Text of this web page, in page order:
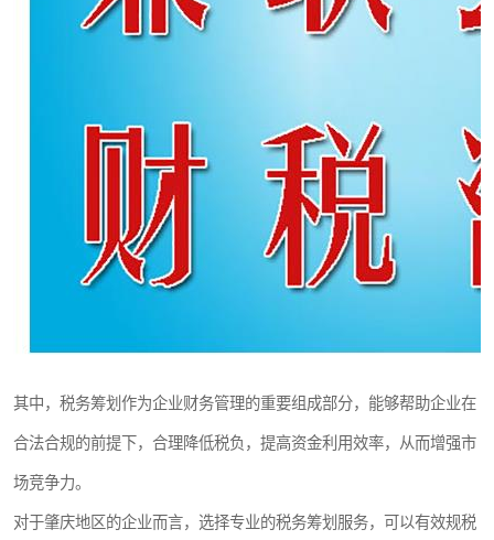
其中，税务筹划作为企业财务管理的重要组成部分，能够帮助企业在
合法合规的前提下，合理降低税负，提高资金利用效率，从而增强市
场竞争力。
对于肇庆地区的企业而言，选择专业的税务筹划服务，可以有效规税